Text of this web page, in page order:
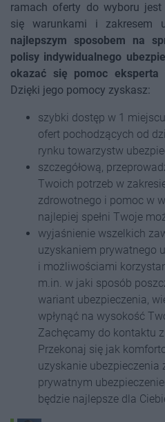
ramach oferty do wyboru
się warunkami i zakresem
najlepszym sposobem na
polisy indywidualnego
okazać się pomoc eksperta
Dzięki jego pomocy zyskasz:
szybki dostęp w 1
ofert pochodzących od
rynku towarzystw
szczegółową,
Twoich potrzeb w
zdrowotnego i pomoc w
najlepiej spełni Twoje
wyjaśnienie wszelkich
uzyskaniem prywatnego
i możliwościami
m.in. w jaki sposób
wariant ubezpieczenia,
wpłynąć na wysokość
Zachęcamy do kontaktu
Przekonaj się jak
uzyskanie ubezpieczenia
prywatnym
będzie najlepsze dla